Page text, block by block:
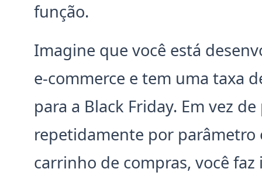
função.
Imagine que você está
e-commerce e tem uma taxa
para a Black Friday. Em vez
repetidamente por parâmetro
carrinho de compras, você faz